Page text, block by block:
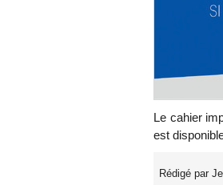
Le cahier
est
Rédigé par